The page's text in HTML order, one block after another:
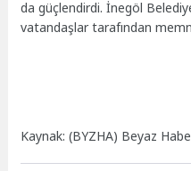
da güçlendirdi. İnegöl
vatandaşlar tarafından
Kaynak: (BYZHA) Beyaz